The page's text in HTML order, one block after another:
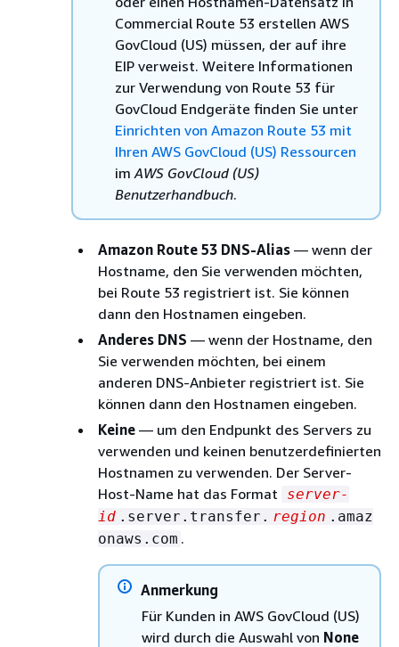
Commercial Route 53 erstellen AWS
GovCloud (US) müssen, der auf ihre
EIP verweist. Weitere Informationen
zur Verwendung von Route 53 für
GovCloud Endgeräte finden Sie unter
Einrichten von Amazon Route 53 mit
Ihren AWS GovCloud (US) Ressourcen
im AWS GovCloud (US)
Benutzerhandbuch.
Amazon Route 53 DNS-Alias — wenn der
Hostname, den Sie verwenden möchten,
bei Route 53 registriert ist. Sie können
dann den Hostnamen eingeben.
Anderes DNS — wenn der Hostname, den
Sie verwenden möchten, bei einem
anderen DNS-Anbieter registriert ist. Sie
können dann den Hostnamen eingeben.
Keine — um den Endpunkt des Servers zu
verwenden und keinen benutzerdefinierten
Hostnamen zu verwenden. Der Server-
Host-Name hat das Format
server-
id .server.transfer. region .amaz
onaws.com .
Anmerkung
Für Kunden in AWS GovCloud (US)
wird durch die Auswahl von None